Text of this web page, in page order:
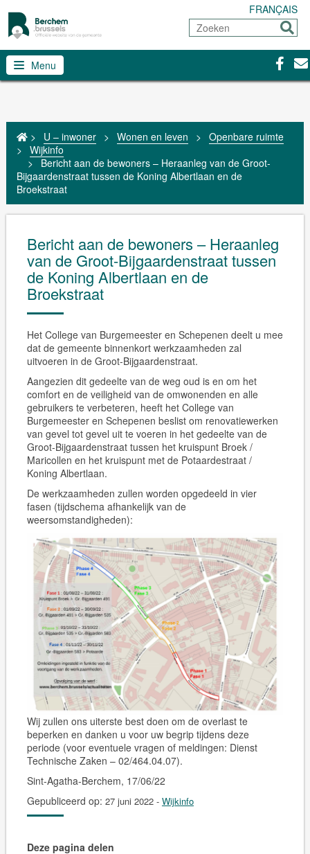
FRANÇAIS
Zoeken
Sturen
Menu
> U – inwoner > Wonen en leven > Openbare ruimte
> Wijkinfo
>
Bericht aan de bewoners – Heraanleg van de Groot-
Bijgaardenstraat tussen de Koning Albertlaan en de
Broekstraat
Bericht aan de bewoners – Heraanleg
van de Groot-Bijgaardenstraat tussen
de Koning Albertlaan en de
Broekstraat
Het College van Burgemeester en Schepenen deelt u mee
dat de gemeente binnenkort werkzaamheden zal
uitvoeren in de Groot-Bijgaardenstraat.
Aangezien dit gedeelte van de weg oud is en om het
comfort en de veiligheid van de omwonenden en alle
gebruikers te verbeteren, heeft het College van
Burgemeester en Schepenen beslist om renovatiewerken
van gevel tot gevel uit te voeren in het gedeelte van de
Groot-Bijgaardenstraat tussen het kruispunt Broek /
Maricollen en het kruispunt met de Potaardestraat /
Koning Albertlaan.
De werkzaamheden zullen worden opgedeeld in vier
fasen (tijdschema afhankelijk van de
weersomstandigheden):
Wij zullen ons uiterste best doen om de overlast te
beperken en danken u voor uw begrip tijdens deze
periode (voor eventuele vragen of meldingen: Dienst
Technische Zaken – 02/464.04.07).
Sint-Agatha-Berchem, 17/06/22
Gepubliceerd op: 27 juni 2022 - Wijkinfo
Deze pagina delen